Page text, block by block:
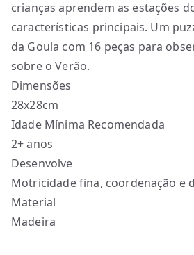
crianças aprendem as estações
características principais. Um
da Goula com 16 peças para
sobre o Verão.
Dimensões
28x28cm
Idade Mínima Recomendada
2+ anos
Desenvolve
Motricidade fina, coordenação e
Material
Madeira